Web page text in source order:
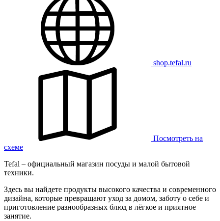
shop.tefal.ru
Посмотреть на
схеме
Tefal – официальный магазин посуды и малой бытовой
техники.
Здесь вы найдете продукты высокого качества и современного
дизайна, которые превращают уход за домом, заботу о себе и
приготовление разнообразных блюд в лёгкое и приятное
занятие.